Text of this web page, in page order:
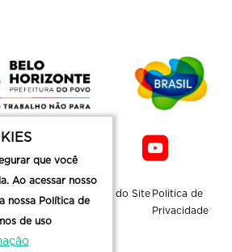
Mapa do Site Politica de
Privacidade
que você
Ao acessar nosso
nossa Política de
de uso